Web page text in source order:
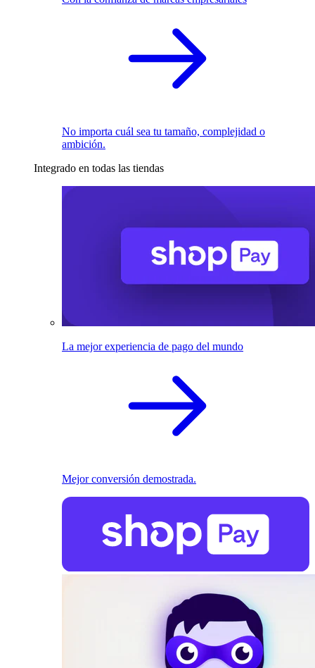
No importa cuál sea tu tamaño, complejidad o
ambición.
Integrado en todas las tiendas
La mejor experiencia de pago del mundo
Mejor conversión demostrada.